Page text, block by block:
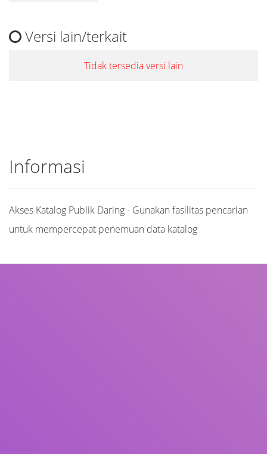
Versi lain/terkait
Tidak tersedia versi lain
Informasi
Akses Katalog Publik Daring - Gunakan fasilitas pencarian
untuk mempercepat penemuan data katalog